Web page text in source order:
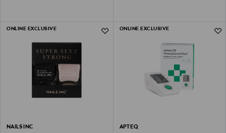
ONLINE EXCLUSIVE
NAILS INC
ONLINE EXCLUSIVE
APTEQ